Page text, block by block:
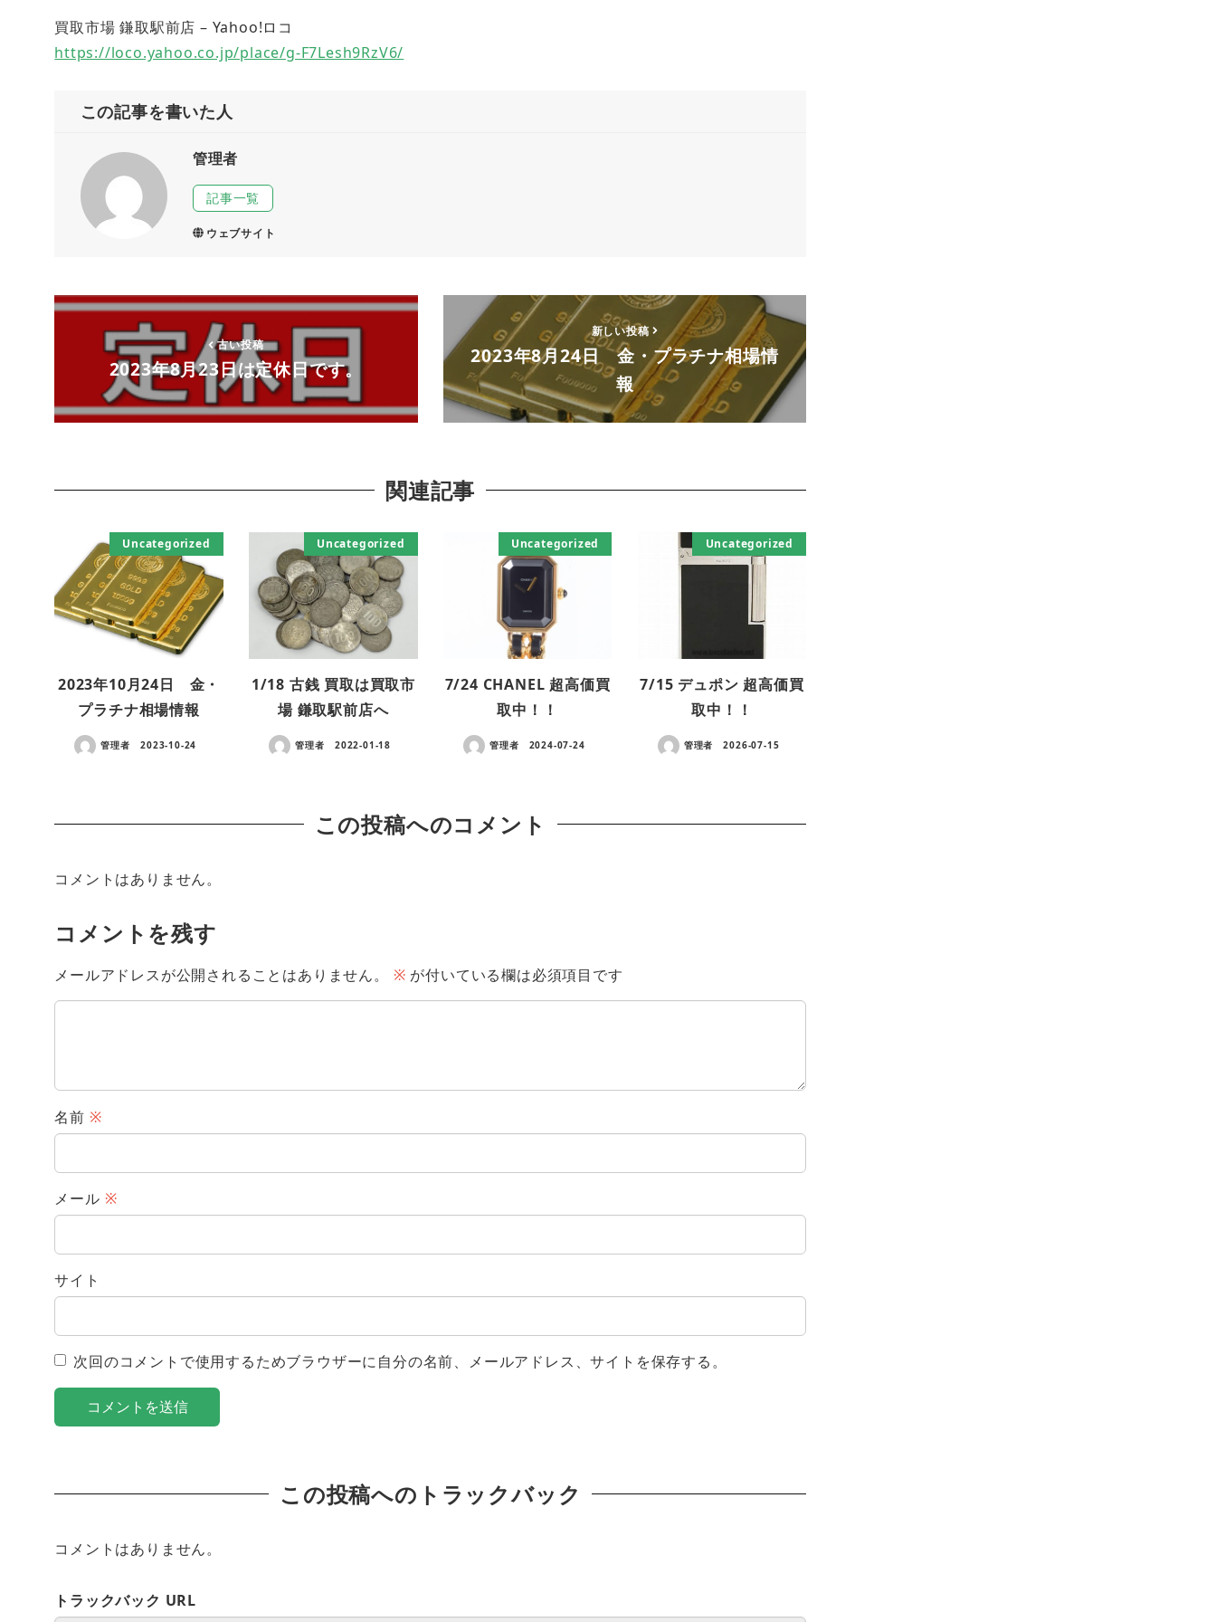
買取市場 鎌取駅前店 – Yahoo!ロコ
https://loco.yahoo.co.jp/place/g-F7Lesh9RzV6/
この記事を書いた人
管理者
記事一覧
ウェブサイト
古い投稿
2023年8月23日は定休日です。
新しい投稿
2023年8月24日 金・プラチナ相場情
報
関連記事
Uncategorized
2023年10月24日 金・
プラチナ相場情報
管理者 2023-10-24
Uncategorized
1/18 古銭 買取は買取市
場 鎌取駅前店へ
管理者 2022-01-18
Uncategorized
7/24 CHANEL 超高価買
取中！！
管理者 2024-07-24
Uncategorized
7/15 デュポン 超高価買
取中！！
管理者 2026-07-15
この投稿へのコメント
コメントはありません。
コメントを残す
メールアドレスが公開されることはありません。 ※ が付いている欄は必須項目です
名前 ※
メール ※
サイト
次回のコメントで使用するためブラウザーに自分の名前、メールアドレス、サイトを保存する。
この投稿へのトラックバック
コメントはありません。
トラックバック URL